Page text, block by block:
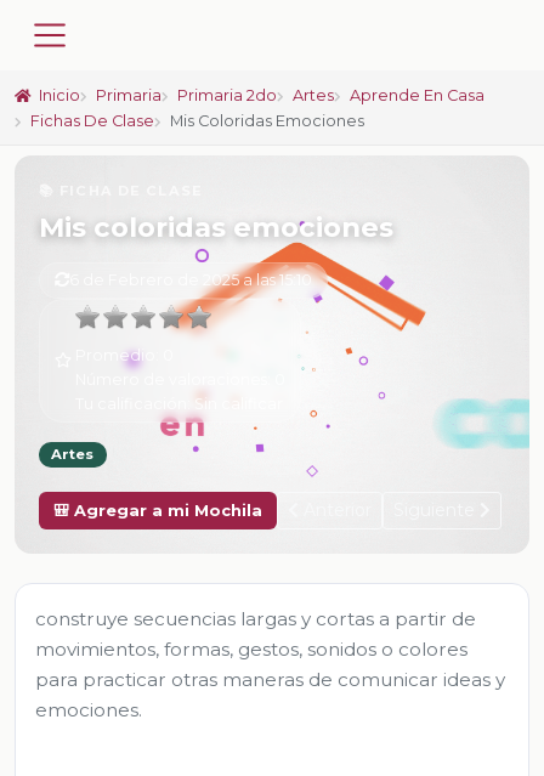
Inicio Primaria Primaria 2do Artes
Aprende En Casa
Fichas De Clase
Mis Coloridas Emociones
Mis coloridas emociones
6 de Febrero de 2025 a las 15:10
Promedio:
Sin calificar
Artes
🎒 Agregar a mi Mochila
construye secuencias largas y cortas a partir de
movimientos, formas, gestos, sonidos o colores
para practicar otras maneras de comunicar ideas y
emociones.